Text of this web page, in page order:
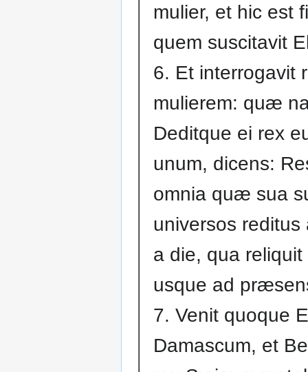
mulier, et hic est
quem suscitavit
6. Et interrogavit
mulierem: quæ
Deditque ei rex
unum, dicens:
omnia quæ sua
universos reditus
a die, qua reliquit
usque ad
7. Venit quoque
Damascum, et